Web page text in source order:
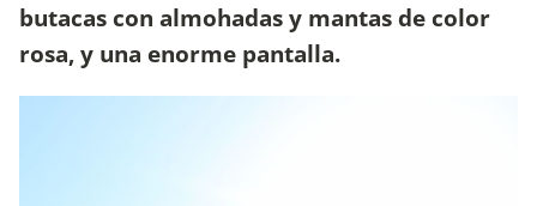
butacas con almohadas y mantas de color
rosa, y una enorme pantalla.